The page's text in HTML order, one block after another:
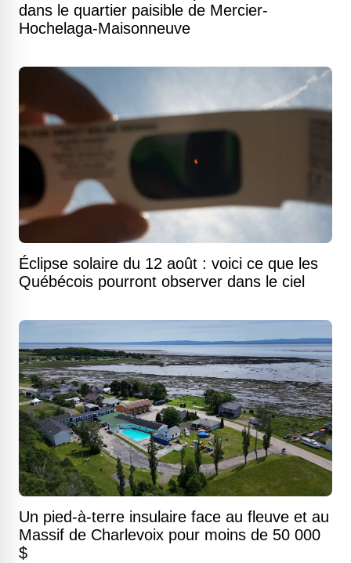
dans le quartier paisible de Mercier-
Hochelaga-Maisonneuve
Éclipse solaire du 12 août : voici ce que les
Québécois pourront observer dans le ciel
Un pied-à-terre insulaire face au fleuve et au
Massif de Charlevoix pour moins de 50 000
$